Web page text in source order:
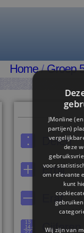
Home/Groep
Delen
Erbij
Eraf
Cijferen
JMonline
partijen)
deze
voor
om relevante
kunt
Wij zijn van